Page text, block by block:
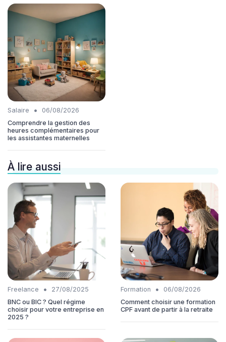
Salaire •
06/08/2026
Comprendre la gestion des
heures complémentaires pour
les assistantes maternelles
À lire aussi
Freelance •
27/08/2025
BNC ou BIC ? Quel régime
choisir pour votre entreprise en
2025 ?
Formation •
06/08/2026
Comment choisir une formation
CPF avant de partir à la retraite